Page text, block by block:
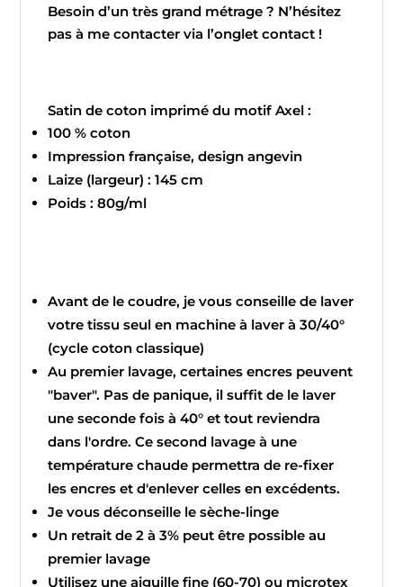
Besoin d’un très grand métrage ? N’hésitez
pas à me contacter via l’onglet contact !
Satin de coton imprimé du motif Axel :
100 % coton
Impression française, design angevin
Laize (largeur) : 145 cm
Poids : 80g/ml
Avant de le coudre, je vous conseille de laver
votre tissu seul en machine à laver à 30/40°
(cycle coton classique)
Au premier lavage, certaines encres peuvent
"baver". Pas de panique, il suffit de le laver
une seconde fois à 40° et tout reviendra
dans l'ordre. Ce second lavage à une
température chaude permettra de re-fixer
les encres et d'enlever celles en excédents.
Je vous déconseille le sèche-linge
Un retrait de 2 à 3% peut être possible au
premier lavage
Utilisez une aiguille fine (60-70) ou microtex